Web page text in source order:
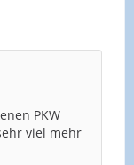
PKW
viel mehr